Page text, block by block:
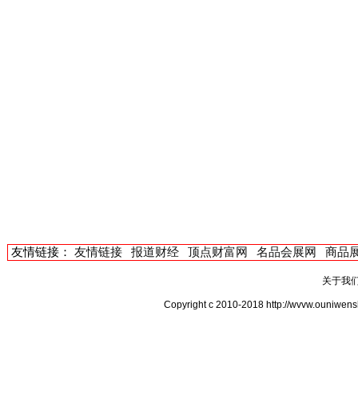
友情链接： 友情链接 报道财经 顶点财富网 名品会展网 商品
关于我
Copyright c 2010-2018 http://